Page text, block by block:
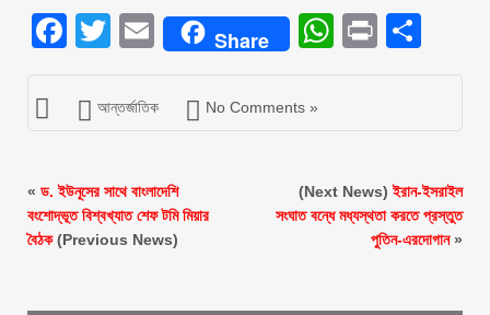
Facebook
Twitter
EmailShare Print
আন্তর্জাতিক No Comments »
« ড. ইউনূসের সাথে বাংলাদেশি
বংশোদ্ভূত বিশ্বখ্যাত শেফ টমি মিয়ার
বৈঠক(Previous News)
(Next News)ইরান-ইসরাইল
সংঘাত বন্ধে মধ্যস্থতা করতে প্রস্তুত
পুতিন-এরদোগান»